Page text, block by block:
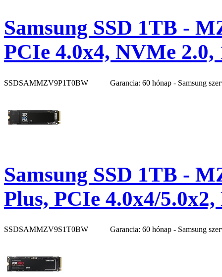
Samsung SSD 1TB -
PCIe 4.0x4, NVMe 2.0,
SSDSAMMZV9P1T0BW Garancia: 60 hónap - Samsung
Samsung SSD 1TB -
Plus, PCIe 4.0x4/
SSDSAMMZV9S1T0BW Garancia: 60 hónap - Samsung